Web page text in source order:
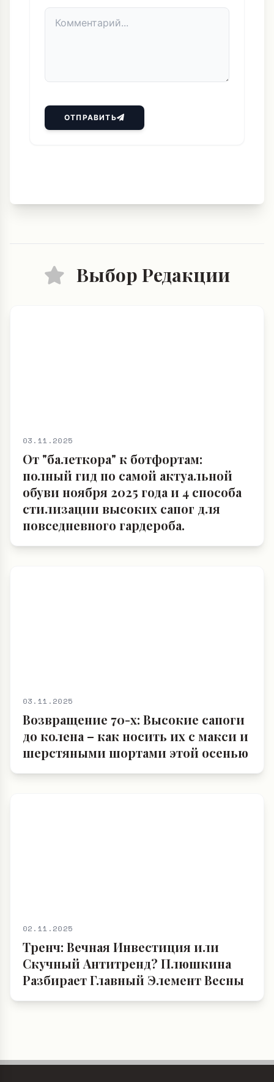
ОТПРАВИТЬ
Выбор Редакции
03.11.2025
От "балеткора" к ботфортам:
полный гид по самой актуальной
обуви ноября 2025 года и 4 способа
стилизации высоких сапог для
повседневного гардероба.
03.11.2025
Возвращение 70-х: Высокие сапоги
до колена – как носить их с макси и
шерстяными шортами этой осенью
02.11.2025
Тренч: Вечная Инвестиция или
Скучный Антитренд? Плюшкина
Разбирает Главный Элемент Весны